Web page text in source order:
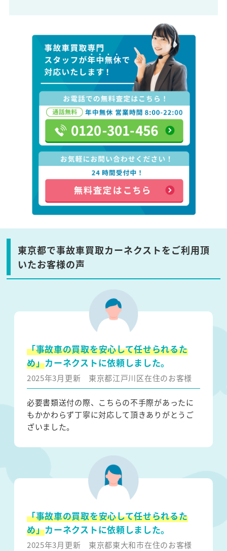
東京都で事故車買取カーネクストをご利用頂
いたお客様の声
「事故車の買取を安心して任せられるた
め」カーネクストに依頼しました。
2025年3月更新 東京都江戸川区在住のお客様
必要書類送付の際、こちらの不手際があったに
もかかわらず丁寧に対応して頂きありがとうご
ざいました。
「事故車の買取を安心して任せられるた
め」カーネクストに依頼しました。
2025年3月更新 東京都東大和市在住のお客様